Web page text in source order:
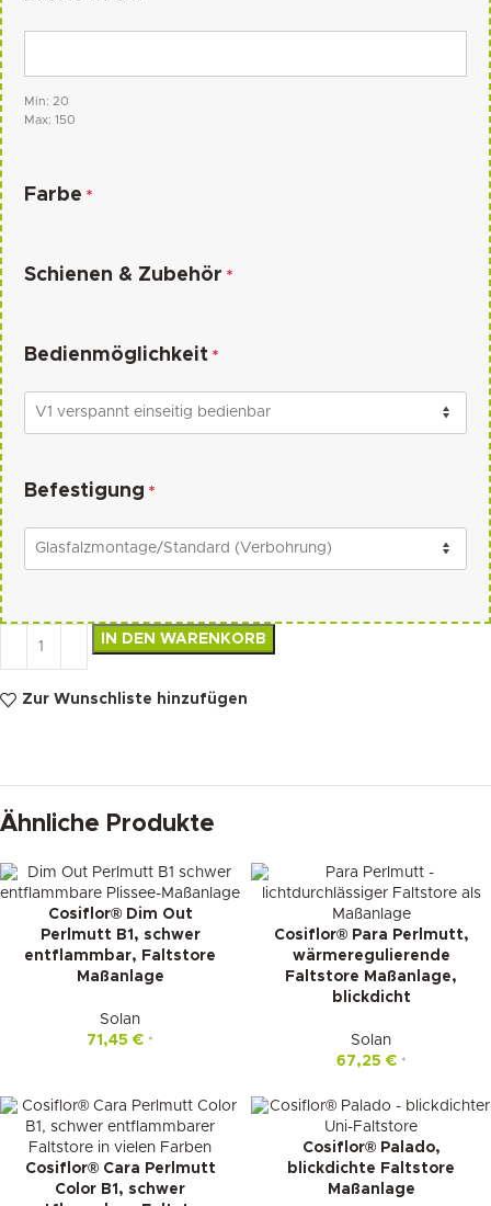
Min: 20
Max: 150
Farbe *
Schienen & Zubehör *
Bedienmöglichkeit *
Befestigung *
IN DEN WARENKORB
Zur Wunschliste hinzufügen
Ähnliche Produkte
Cosiflor® Dim Out
Perlmutt B1, schwer
entflammbar, Faltstore
Maßanlage
Solan
71,45 € *
Cosiflor® Para Perlmutt,
wärmeregulierende
Faltstore Maßanlage,
blickdicht
Solan
67,25 € *
Cosiflor® Cara Perlmutt
Color B1, schwer
Cosiflor® Palado,
blickdichte Faltstore
Maßanlage